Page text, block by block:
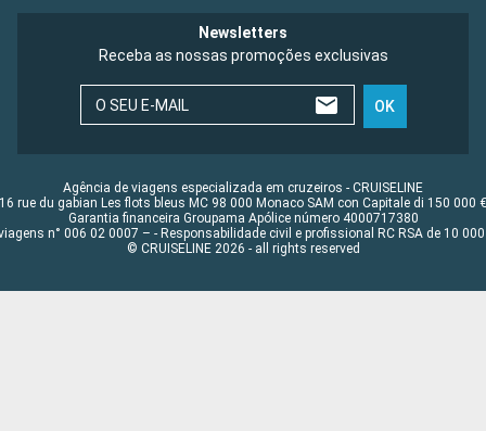
Newsletters
Receba as nossas promoções exclusivas
O SEU E-MAIL OK
Agência de viagens especializada em cruzeiros - CRUISELINE
16 rue du gabian Les flots bleus MC 98 000 Monaco SAM con Capitale di 150 000 €
Garantia financeira Groupama Apólice número 4000717380
n° 006 02 0007 – - Responsabilidade civil e profissional RC RSA de 10 000
© CRUISELINE 2026 - all rights reserved